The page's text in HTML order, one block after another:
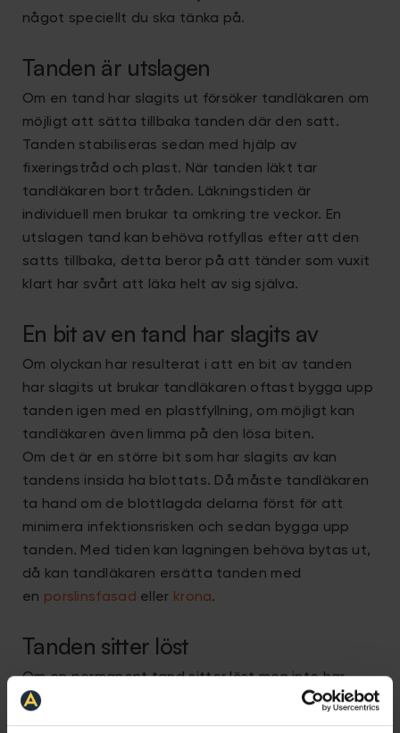
något speciellt du ska tänka på.
Tanden är utslagen
Om en tand har slagits ut försöker tandläkaren om
möjligt att sätta tillbaka tanden där den satt.
Tanden stabiliseras sedan med hjälp av
fixeringstråd och plast. När tanden läkt tar
tandläkaren bort tråden. Läkningstiden är
individuell men brukar ta omkring tre veckor. En
utslagen tand kan behöva rotfyllas efter att den
satts tillbaka, detta beror på att tänder som vuxit
klart har svårt att läka helt av sig själva.
En bit av en tand har slagits av
Om olyckan har resulterat i att en bit av tanden
har slagits ut brukar tandläkaren oftast bygga upp
tanden igen med en plastfyllning, om möjligt kan
tandläkaren även limma på den lösa biten.
Om det är en större bit som har slagits av kan
tandens insida ha blottats. Då måste tandläkaren
ta hand om de blottlagda delarna först för att
minimera infektionsrisken och sedan bygga upp
tanden. Med tiden kan lagningen behöva bytas ut,
då kan tandläkaren ersätta tanden med
en porslinsfasad eller krona.
Tanden sitter löst
Om en permanent tand sitter löst men inte har
slagits ut kan den läka av sig självt. Om den har
flyttats något kan tandläkaren sätta tillbaka den